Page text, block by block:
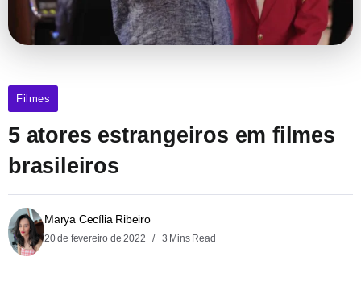
Filmes
5 atores estrangeiros em filmes
brasileiros
Marya Cecília Ribeiro
20 de fevereiro de 2022 3 Mins Read